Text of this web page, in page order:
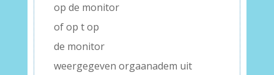
op de monitor
of op t op
de monitor
weergegeven orgaanadem uit